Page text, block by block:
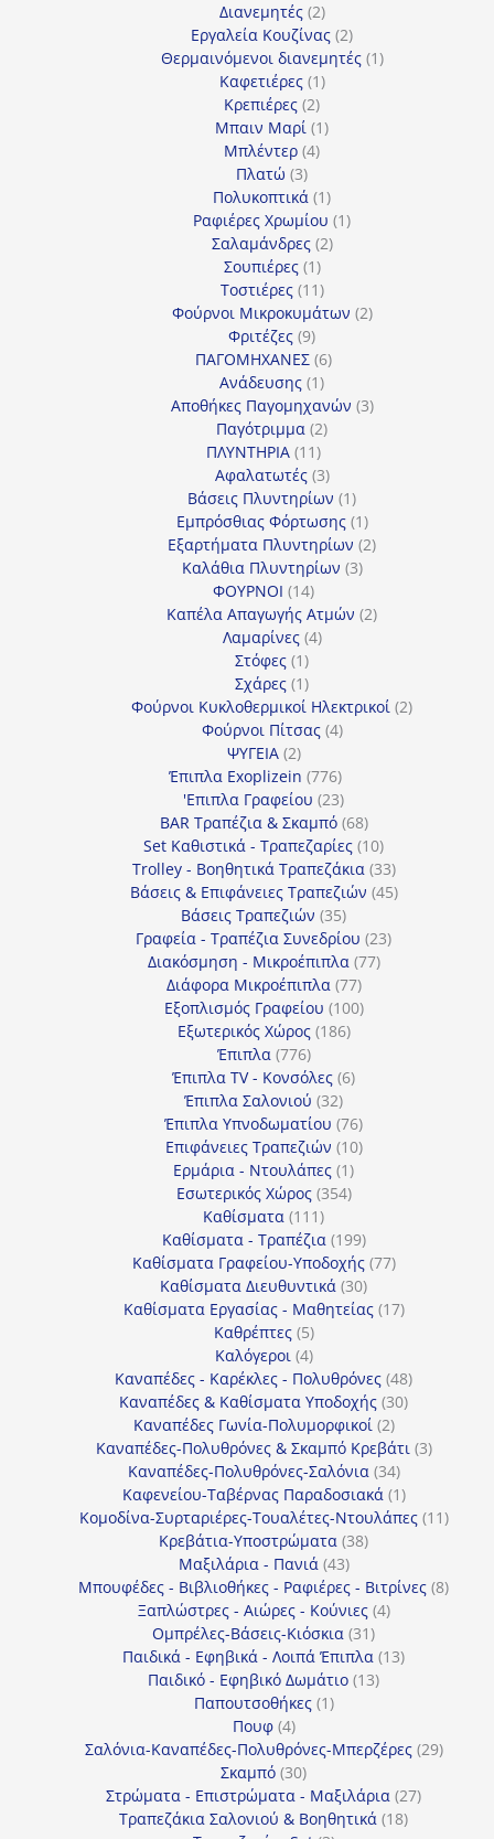
προϊόντα
Διανεμητές 22
προϊόντα
Εργαλεία Κουζίνας 22
προϊόντα
Θερμαινόμενοι διανεμητές 11
Καφετιέρες 11
προϊόν
Κρεπιέρες 22
προϊόντα
Μπαιν Μαρί 11
Μπλέντερ 44
Πλατώ 33
προϊόντα
Πολυκοπτικά 11
προϊόν
Ραφιέρες Χρωμίου 11
Σαλαμάνδρες 22
Σουπιέρες 11
προϊόν
Τοστιέρες 1111
προϊόντα
Φούρνοι Μικροκυμάτων 22
Φριτέζες 99
προϊόντα
ΠΑΓΟΜΗΧΑΝΕΣ 66
Ανάδευσης 11
προϊόν
Αποθήκες Παγομηχανών 33
Παγότριμμα 22
ΠΛΥΝΤΗΡΙΑ 1111
προϊόντα
Αφαλατωτές 33
προϊόντα
Βάσεις Πλυντηρίων 11
προϊόν
Εμπρόσθιας Φόρτωσης 11
προϊόν
Εξαρτήματα Πλυντηρίων 22
Καλάθια Πλυντηρίων 33
ΦΟΥΡΝΟΙ 1414
προϊόντα
Καπέλα Απαγωγής Ατμών 22
Λαμαρίνες 44
Στόφες 11
προϊόν
Σχάρες 11
προϊόν
Φούρνοι Κυκλοθερμικοί Ηλεκτρικοί 22
Φούρνοι Πίτσας 44
ΨΥΓΕΙΑ 22
προϊόντα
Έπιπλα Exoplizein 776776
προϊόντα
'Επιπλα Γραφείου 2323
προϊόντα
BAR Τραπέζια & Σκαμπό 6868
προϊόντα
Set Καθιστικά - Τραπεζαρίες 1010
προϊόντα
Trolley - Βοηθητικά Τραπεζάκια 3333
προϊόντα
Βάσεις & Επιφάνειες Τραπεζιών 4545
Βάσεις Τραπεζιών 3535
προϊόντα
Γραφεία - Τραπέζια Συνεδρίου 2323
Διακόσμηση - Μικροέπιπλα 7777
Διάφορα Μικροέπιπλα 7777
προϊόντα
Εξοπλισμός Γραφείου 100100
Εξωτερικός Χώρος 186186
Έπιπλα 776776
προϊόντα
Έπιπλα TV - Κονσόλες 66
Έπιπλα Σαλονιού 3232
προϊόντα
Έπιπλα Υπνοδωματίου 7676
προϊόντα
Επιφάνειες Τραπεζιών 1010
Ερμάρια - Ντουλάπες 11
προϊόν
Εσωτερικός Χώρος 354354
Καθίσματα 111111
προϊόντα
Καθίσματα - Τραπέζια 199199
προϊόντα
Καθίσματα Γραφείου-Υποδοχής 7777
Καθίσματα Διευθυντικά 3030
προϊόντα
Καθίσματα Εργασίας - Μαθητείας 1717
Καθρέπτες 55
προϊόντα
Καλόγεροι 44
προϊόντα
Καναπέδες - Καρέκλες - Πολυθρόνες 4848
προϊόντα
Καναπέδες & Καθίσματα Υποδοχής 3030
Καναπέδες Γωνία-Πολυμορφικοί 22
προϊόντα
Καναπέδες-Πολυθρόνες & Σκαμπό Κρεβάτι 33
Καναπέδες-Πολυθρόνες-Σαλόνια 3434
προϊόντα
Καφενείου-Ταβέρνας Παραδοσιακά 11
προϊόν
Κομοδίνα-Συρταριέρες-Τουαλέτες-Ντουλάπες 1111
Κρεβάτια-Υποστρώματα 3838
Μαξιλάρια - Πανιά 4343
προϊόντα
Μπουφέδες - Βιβλιοθήκες - Ραφιέρες - Βιτρίνες 88
Ξαπλώστρες - Αιώρες - Κούνιες 44
Ομπρέλες-Βάσεις-Κιόσκια 3131
προϊόντα
Παιδικά - Εφηβικά - Λοιπά Έπιπλα 1313
Παιδικό - Εφηβικό Δωμάτιο 1313
Παπουτσοθήκες 11
Πουφ 44
προϊόντα
Σαλόνια-Καναπέδες-Πολυθρόνες-Μπερζέρες 2929
Σκαμπό 3030
προϊόντα
Στρώματα - Επιστρώματα - Μαξιλάρια 2727
Τραπεζάκια Σαλονιού & Βοηθητικά 1818